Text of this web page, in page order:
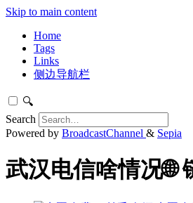
Skip to main content
Home
Tags
Links
侧边导航栏
🔍
Search
Powered by BroadcastChannel & Sepia
武汉电信啥情况🌐